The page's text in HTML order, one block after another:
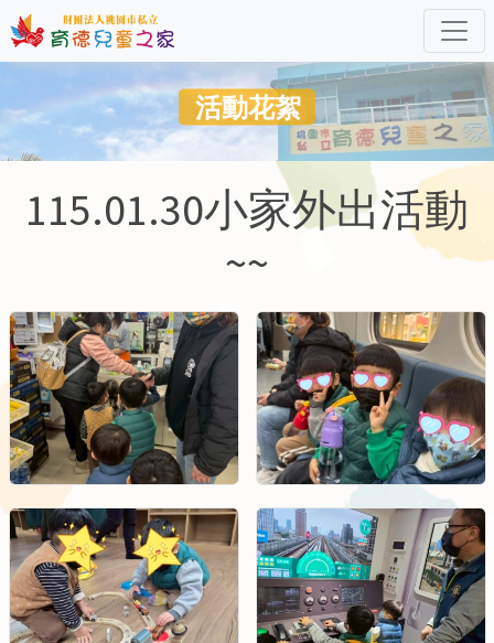
活動花絮
115.01.30小家外出活動
~~